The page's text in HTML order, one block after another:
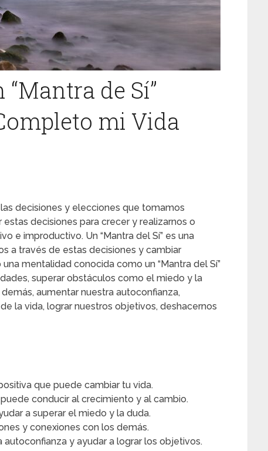
de Sí”
mi Vida
decisiones y elecciones que tomamos
decisiones para crecer y realizarnos o
e improductivo. Un “Mantra del Sí” es una
a través de estas decisiones y cambiar
mentalidad conocida como un “Mantra del Sí”
superar obstáculos como el miedo y la
aumentar nuestra autoconfianza,
la vida, lograr nuestros objetivos, deshacernos
que puede cambiar tu vida.
conducir al crecimiento y al cambio.
a superar el miedo y la duda.
y conexiones con los demás.
autoconfianza y ayudar a lograr los objetivos.